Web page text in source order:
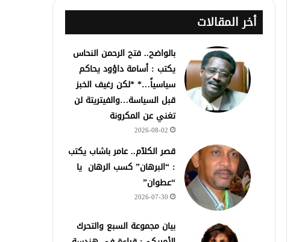
أخر المقالات
بالواضح.. فتح الرحمن النحاس
يكتب : أسامة داؤود يحاكم
سياسياً…* *لكن رغيف الخبز
قبل السياسة…والفيتريتة لن
تغني عن المكرونة
2026-08-02
قصر الكلآم.. عامر باشاب يكتب
: “البرهان” كسب الرهان يا
“عطوان”
2026-07-30
بيان مجموعة السبع والتحرك